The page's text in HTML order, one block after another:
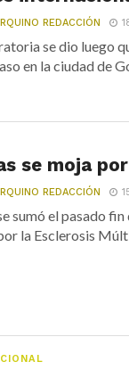
REDACCIÓN
se dio luego
en la ciudad de
se moja
REDACCIÓN
sumó el pasado fin
la Esclerosis